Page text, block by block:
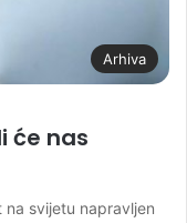
Arhiva
će nas
svijetu napravljen